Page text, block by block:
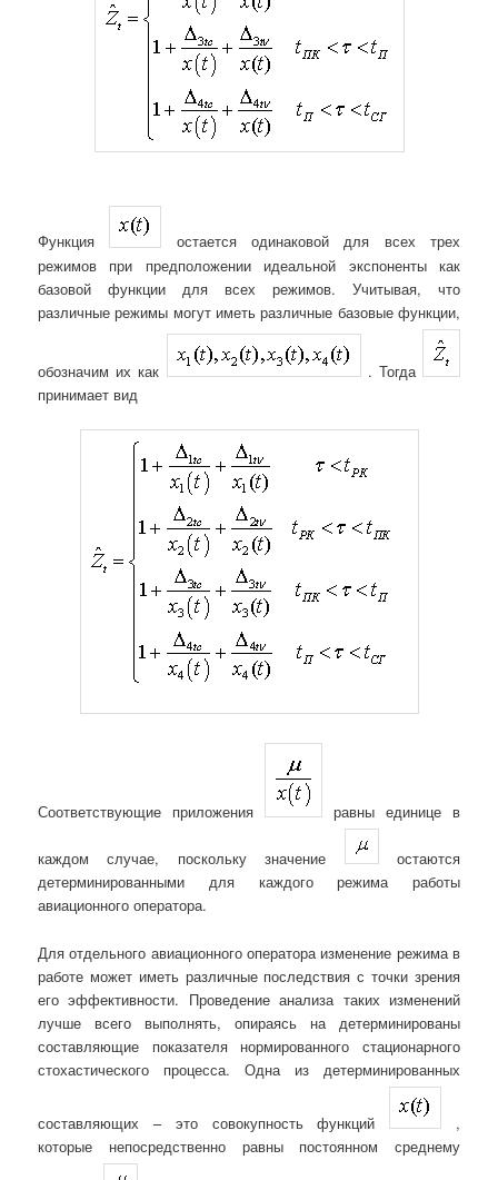
Функция
остается одинаковой для всех трех
режимов при предположении идеальной экспоненты как
базовой функции для всех режимов. Учитывая, что
различные режимы могут иметь различные базовые функции,
обозначим их как
. Тогда
принимает вид
Соответствующие приложения равны единице в
каждом случае, поскольку значение
остаются
детерминированными для каждого режима работы
авиационного оператора.
Для отдельного авиационного оператора изменение режима в
работе может иметь различные последствия с точки зрения
его эффективности. Проведение анализа таких изменений
лучше всего выполнять, опираясь на детерминированы
составляющие показателя нормированного стационарного
стохастического процесса. Одна из детерминированных
составляющих – это совокупность функций
,
которые непосредственно равны постоянном среднему